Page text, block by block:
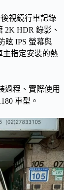
視鏡行車記錄
2K HDR 錄影、
眩 IPS 螢幕與
主指定安裝的熱
過程、實際使用
車型。